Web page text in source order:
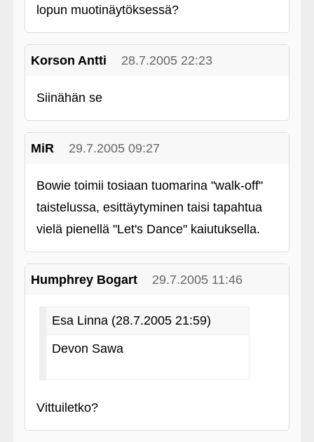
lopun muotinäytöksessä?
Korson Antti 28.7.2005 22:23
Siinähän se
MiR 29.7.2005 09:27
Bowie toimii tosiaan tuomarina "walk-off"
taistelussa, esittäytyminen taisi tapahtua
vielä pienellä "Let's Dance" kaiutuksella.
Humphrey Bogart 29.7.2005 11:46
Esa Linna (28.7.2005 21:59)
Devon Sawa
Vittuiletko?